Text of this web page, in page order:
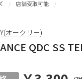
店舗受取可能
QDC SS
オークリー)